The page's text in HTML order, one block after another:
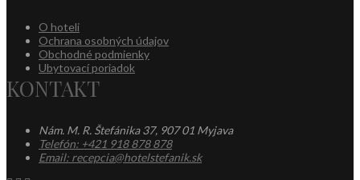
O hoteli
Ochrana osobných údajov
Obchodné podmienky
Ubytovací poriadok
KONTAKT
Nám. M. R. Štefánika 37, 907 01 Myjava
Telefón: +421 918 878 878
Email: recepcia@hotelstefanik.sk